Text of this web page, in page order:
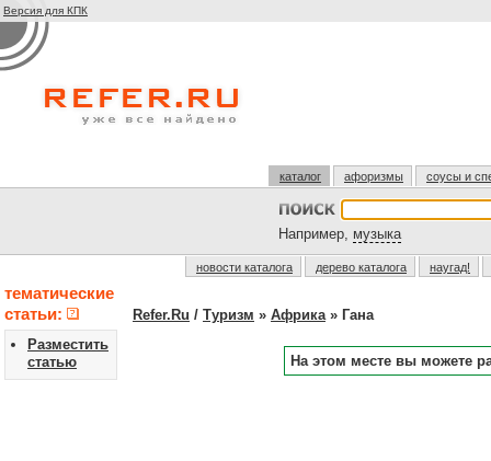
Версия для КПК
каталог афоризмы соусы и
Например, музыка
новости каталога дерево каталога наугад!
тематические
статьи:
Разместить
статью
Refer.Ru / Туризм » Африка» Гана
На этом месте вы можете